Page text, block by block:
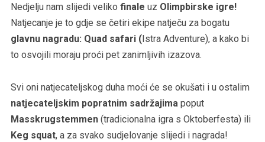
Nedjelju nam slijedi veliko finale uz Olimpbirske igre!
Natjecanje je to gdje se četiri ekipe natječu za bogatu
glavnu nagradu: Quad safari (Istra Adventure), a kako bi
to osvojili moraju proći pet zanimljivih izazova.
Svi oni natjecateljskog duha moći će se okušati i u ostalim
natjecateljskim popratnim sadržajima poput
Masskrugstemmen(tradicionalna igra s Oktoberfesta) ili
Keg squat, a za svako sudjelovanje slijedi i nagrada!